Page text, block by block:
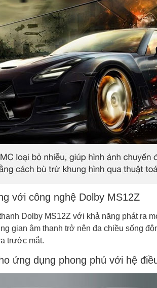
với công nghệ Dolby MS12Z
Dolby MS12Z với khả năng phát ra
gian âm thanh trở nên đa chiều sống
trước mắt.
ứng dụng phong phú với hệ